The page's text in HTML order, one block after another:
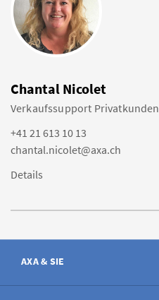
Chantal Nicolet
Verkaufssupport Privatkunden
+41 21 613 10 13
chantal.nicolet@axa.ch
Details
AXA & SIE